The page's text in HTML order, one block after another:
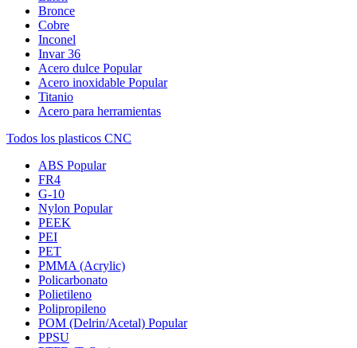
Bronce
Cobre
Inconel
Invar 36
Acero dulce Popular
Acero inoxidable Popular
Titanio
Acero para herramientas
Todos los plasticos CNC
ABS Popular
FR4
G-10
Nylon Popular
PEEK
PEI
PET
PMMA (Acrylic)
Policarbonato
Polietileno
Polipropileno
POM (Delrin/Acetal) Popular
PPSU